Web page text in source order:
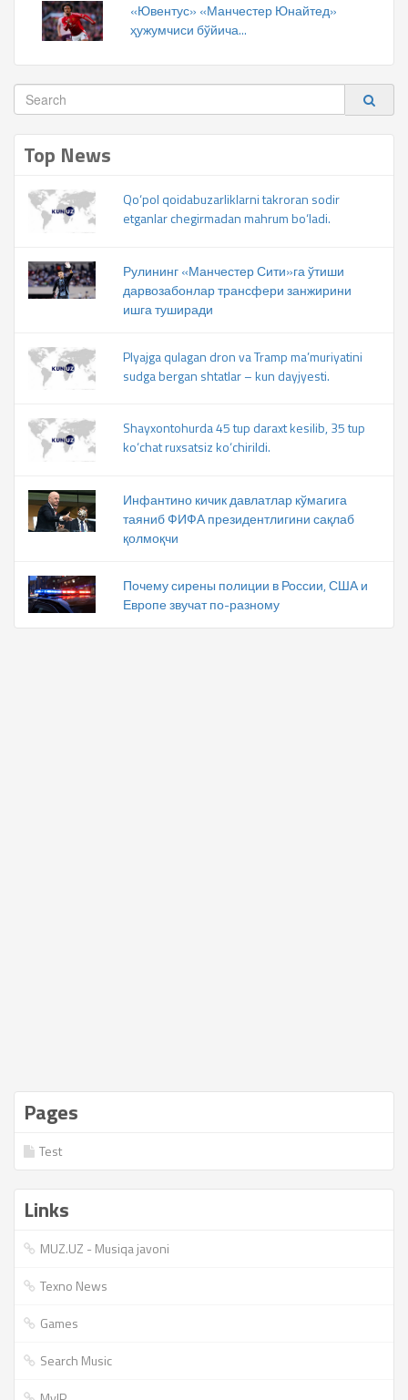
«Ювентус» «Манчестер Юнайтед»
ҳужумчиси бўйича...
Top News
Qo‘pol qoidabuzarliklarni takroran sodir
etganlar chegirmadan mahrum bo‘ladi.
Рулининг «Манчестер Сити»га ўтиши
дарвозабонлар трансфери занжирини
ишга туширади
Plyajga qulagan dron va Tramp ma’muriyatini
sudga bergan shtatlar – kun dayjyesti.
Shayxontohurda 45 tup daraxt kesilib, 35 tup
ko‘chat ruxsatsiz ko‘chirildi.
Инфантино кичик давлатлар кўмагига
таяниб ФИФА президентлигини сақлаб
қолмоқчи
Почему сирены полиции в России, США и
Европе звучат по-разному
Pages
Test
Links
MUZ.UZ - Musiqa javoni
Texno News
Games
Search Music